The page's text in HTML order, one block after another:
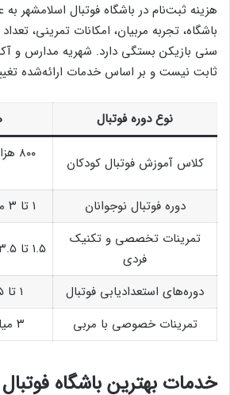
هزینه ثبت‌نام در باشگاه فوتبال اسلامشهر
باشگاه، تجربه مربیان، امکانات تمرینی،
سنی بازیکن بستگی دارد. شهریه مدارس و
ثابت نیست و بر اساس خدمات ارائه‌شده
نوع دوره فوتبال
کلاس آموزش فوتبال کودکان
دوره فوتبال نوجوانان
۱ تا ۳ میلیون تومان ماهانه
تمرینات تخصصی و تکنیک
فردی
۱.۵ تا ۳.۵ میلیون تومان ماهانه
دوره‌های استعدادیابی فوتبال
۱ تا ۲.۵ میلیون تومان
تمرینات خصوصی با مربی
۳ میلیون تومان به بالا
خدمات بهترین باشگاه